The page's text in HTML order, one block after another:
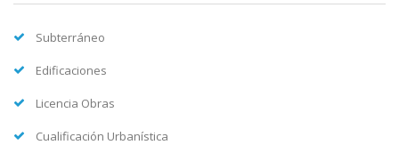
Subterráneo
Edificaciones
Licencia Obras
Cualificación Urbanística